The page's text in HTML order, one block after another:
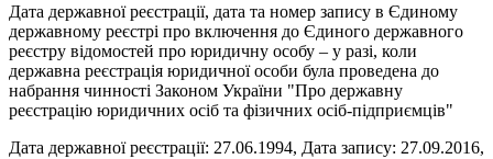
Дата державної реєстрації, дата та номер запису в Єдиному
державному реєстрі про включення до Єдиного державного
реєстру відомостей про юридичну особу – у разі, коли
державна реєстрація юридичної особи була проведена до
набрання чинності Законом України "Про державну
реєстрацію юридичних осіб та фізичних осіб-підприємців"
Дата державної реєстрації: 27.06.1994, Дата запису: 27.09.2016,